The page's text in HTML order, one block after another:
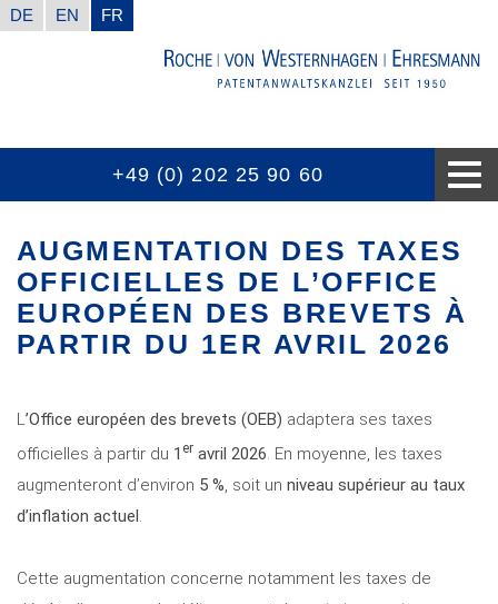
DE EN FR
LE CABINET D’AVOCAT
NOUVELLES
NOS COMPÉTENCES
PRIX
BIEN A SAVOIR
CONTACTS
+49 (0) 202 25 90 60
AUGMENTATION DES TAXES
OFFICIELLES DE L’OFFICE
EUROPÉEN DES BREVETS À
PARTIR DU 1ER AVRIL 2026
L’Office européen des brevets (OEB) adaptera ses taxes
officielles à partir du 1 er avril 2026. En moyenne, les taxes
augmenteront d’environ 5 %, soit un niveau supérieur au taux
d’inflation actuel .
Cette augmentation concerne notamment les taxes de